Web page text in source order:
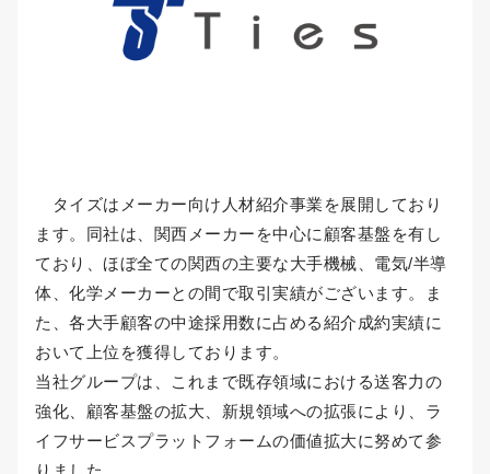
タイズはメーカー向け人材紹介事業を展開しており
ます。同社は、関西メーカーを中心に顧客基盤を有し
ており、ほぼ全ての関西の主要な大手機械、電気/半導
体、化学メーカーとの間で取引実績がございます。ま
た、各大手顧客の中途採用数に占める紹介成約実績に
おいて上位を獲得しております。
当社グループは、これまで既存領域における送客力の
強化、顧客基盤の拡大、新規領域への拡張により、ラ
イフサービスプラットフォームの価値拡大に努めて参
りました。